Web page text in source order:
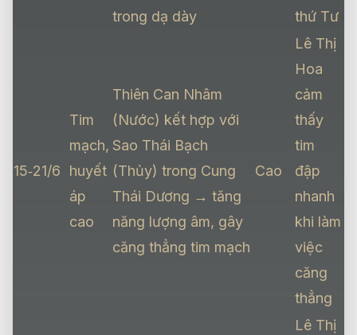
trong dạ dày
thứ Tư
15‑21/6
Tim
mạch,
huyết
áp
cao
Thiên Can Nhâm
(Nước) kết hợp với
Sao Thái Bạch
(Thủy) trong Cung
Thái Dương → tăng
năng lượng âm, gây
căng thẳng tim mạch
Cao
Lê Thị
Hoa
cảm
thấy
tim
đập
nhanh
khi làm
việc
căng
thẳng
Lê Thị